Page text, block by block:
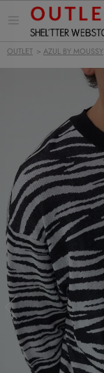
ー
OUTLET > AZUL BY MOUSSY